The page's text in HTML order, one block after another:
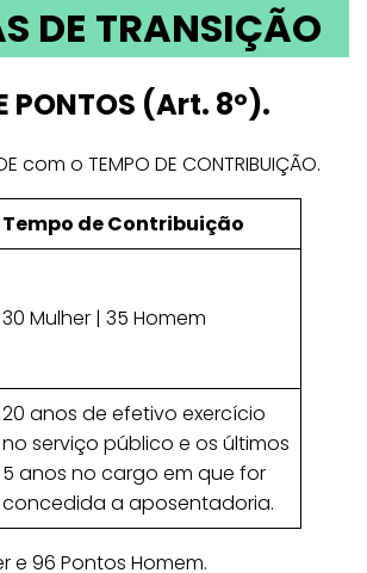
DE TRANSIÇÃO
PONTOS (Art. 8º).
com o TEMPO DE CONTRIBUIÇÃO.
Tempo de Contribuição
30 Mulher | 35 Homem
20 anos de efetivo exercício
no serviço público e os últimos
5 anos no cargo em que for
concedida a aposentadoria.
e 96 Pontos Homem.